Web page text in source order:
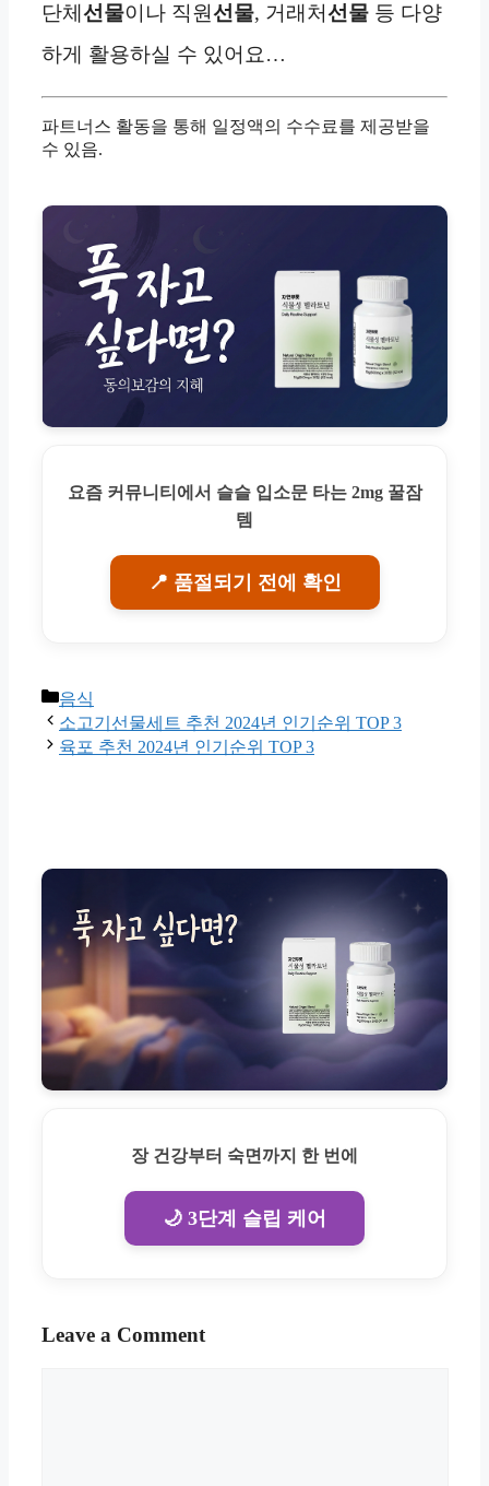
단체 선물이나 직원선물, 거래처선물 등 다양
하게 활용하실 수 있어요…
파트너스 활동을 통해 일정액의 수수료를 제공받을
수 있음.
요즘 커뮤니티에서 슬슬 입소문 타는 2mg 꿀잠
템
📍 품절되기 전에 확인
Categories
음식
소고기선물세트 추천 2024년 인기순위 TOP 3
육포 추천 2024년 인기순위 TOP 3
장 건강부터 숙면까지 한 번에
🌙 3단계 슬립 케어
Leave a Comment